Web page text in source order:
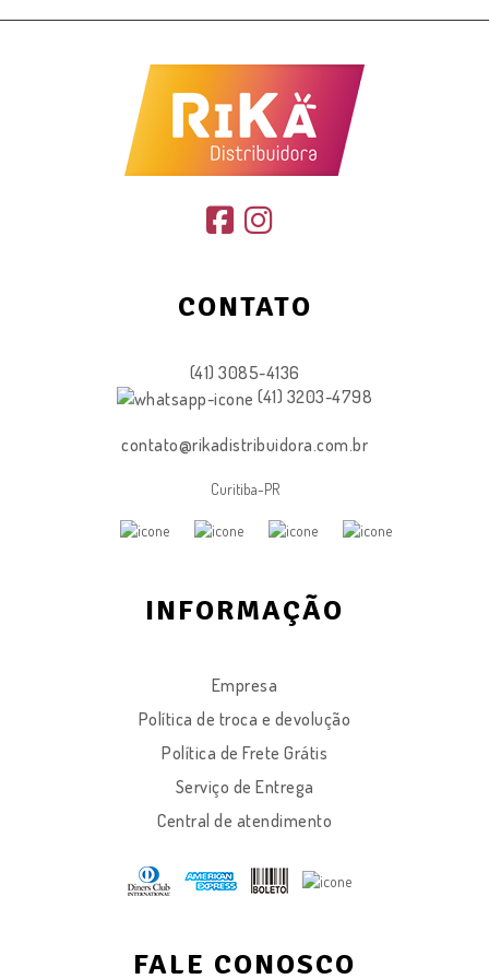
CONTATO
(41) 3085-4136
(41) 3203-4798
contato@rikadistribuidora.com.br
Curitiba-PR
INFORMAÇÃO
Empresa
Política de troca e devolução
Política de Frete Grátis
Serviço de Entrega
Central de atendimento
FALE CONOSCO